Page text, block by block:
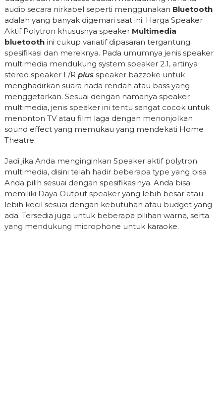
audio secara nirkabel seperti menggunakan Bluetooth
adalah yang banyak digemari saat ini. Harga Speaker
Aktif Polytron khususnya speakerMultimedia
bluetoothini cukup variatif dipasaran tergantung
spesifikasi dan mereknya. Pada umumnya jenis speaker
multimedia mendukung system speaker 2.1, artinya
stereo speaker L/R plusspeaker bazzoke untuk
menghadirkan suara nada rendah atau bass yang
menggetarkan. Sesuai dengan namanya speaker
multimedia, jenis speaker ini tentu sangat cocok untuk
menonton TV atau film laga dengan menonjolkan
sound effect yang memukau yang mendekati Home
Theatre.
Jadi jika Anda menginginkan Speaker aktif polytron
multimedia, disini telah hadir beberapa type yang bisa
Anda pilih sesuai dengan spesifikasinya. Anda bisa
memiliki Daya Output speaker yang lebih besar atau
lebih kecil sesuai dengan kebutuhan atau budget yang
ada. Tersedia juga untuk beberapa pilihan warna, serta
yang mendukung microphone untuk karaoke.